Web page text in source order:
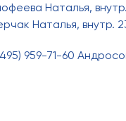
Наталья,
Наталья, внутр.
959-71-60